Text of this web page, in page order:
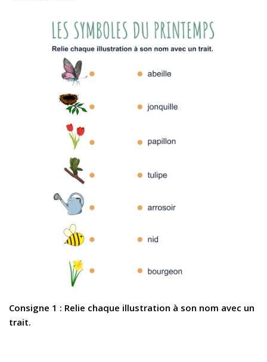
Consigne 1 : Relie chaque illustration à son nom avec un
trait.